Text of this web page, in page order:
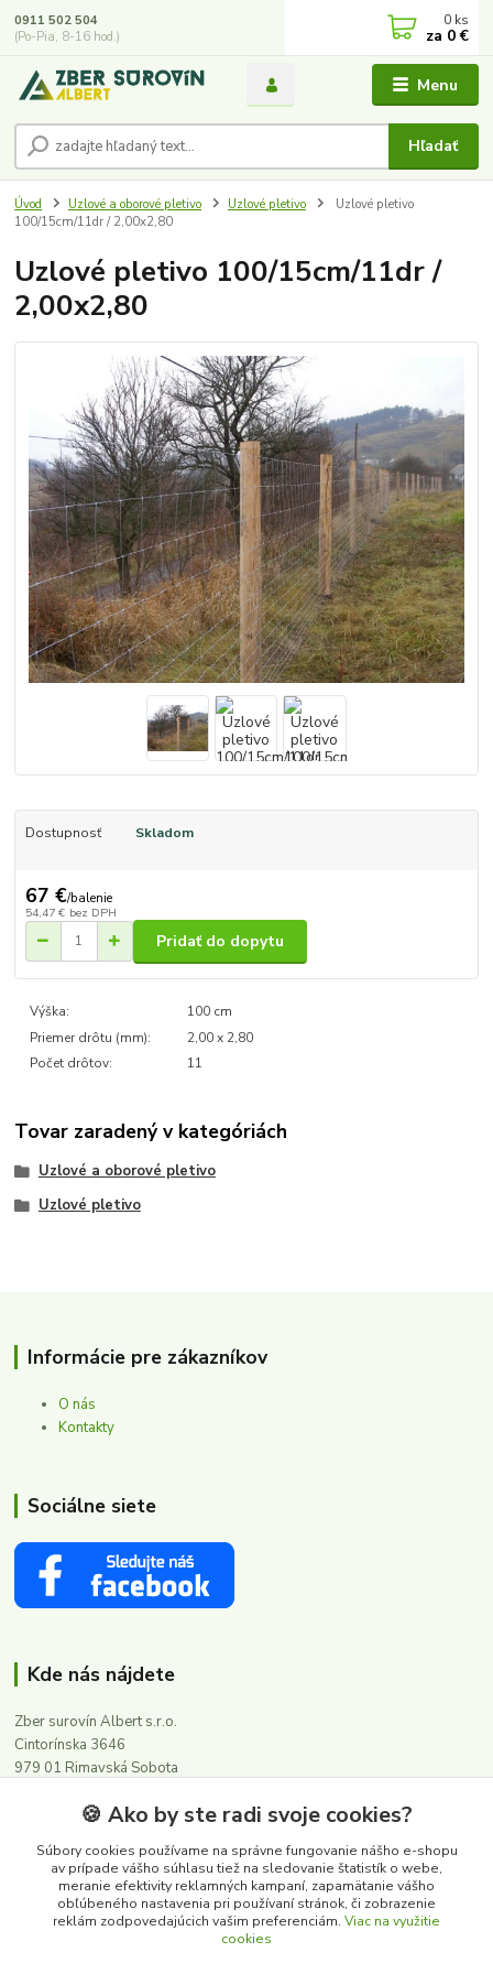
Menu
Hľadať
0911 502 504
(Po-Pia, 8-16 hod.)
0 ks
za 0 €
Úvod Uzlové a oborové pletivo Uzlové pletivo
Uzlové pletivo
100/15cm/11dr / 2,00x2,80
Uzlové pletivo 100/15cm/11dr /
2,00x2,80
Dostupnosť Skladom
67 €/balenie
54,47 € bez DPH
Pridať do dopytu
Výška:
100 cm
Priemer drôtu (mm):
2,00 x 2,80
Počet drôtov:
11
Tovar zaradený v kategóriách
Uzlové a oborové pletivo
Uzlové pletivo
Informácie pre zákazníkov
O nás
Kontakty
Sociálne siete
Kde nás nájdete
Zber surovín Albert s.r.o.
Cintorínska 3646
979 01 Rimavská Sobota
Kontakty
0911 502 504
(Po-Pia, 8-16 hod.)
🍪 Ako by ste radi svoje cookies?
Súbory cookies používame na správne fungovanie nášho e-shopu
av prípade vášho súhlasu tiež na sledovanie štatistík o webe,
meranie efektivity reklamných kampaní, zapamätanie vášho
obľúbeného nastavenia pri používaní stránok, či zobrazenie
reklám zodpovedajúcich vašim preferenciám. Viac na využitie
cookies